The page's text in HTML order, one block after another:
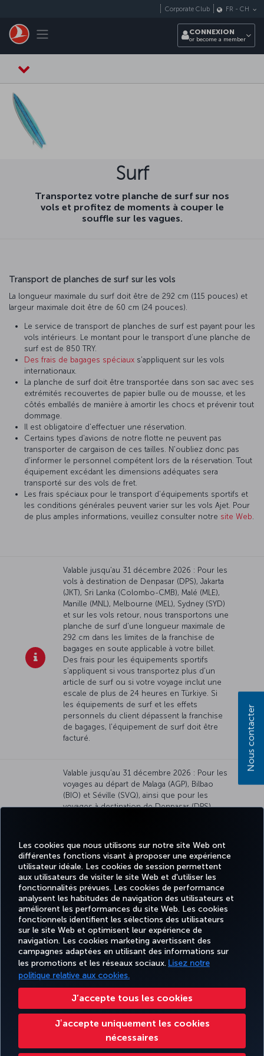
Les cookies que nous utilisons sur notre site Web ont
différentes fonctions visant à proposer une expérience
utilisateur idéale. Les cookies de session permettent
aux utilisateurs de visiter le site Web et d'utiliser les
fonctionnalités prévues. Les cookies de performance
analysent les habitudes de navigation des utilisateurs et
améliorent les performances du site Web. Les cookies
fonctionnels identifient les sélections des utilisateurs
sur le site Web et optimisent leur expérience de
navigation. Les cookies marketing avertissent des
campagnes adaptées en utilisant des informations sur
les promotions et les réseaux sociaux. Lisez notre
politique relative aux cookies.
J’accepte tous les cookies
Jʼaccepte uniquement les cookies
nécessaires
Toggle navigation
Corporate Club FR - CH
CONNEXION
or become a member
Surf
Transportez votre planche de surf sur nos
vols et profitez de moments à couper le
souffle sur les vagues.
Transport de planches de surf sur les vols
La longueur maximale du surf doit être de 292 cm (115 pouces) et
largeur maximale doit être de 60 cm (24 pouces).
Le service de transport de planches de surf est payant pour les
vols intérieurs. Le montant pour le transport d’une planche de
surf est de 850 TRY.
Des frais de bagages spéciaux s'appliquent sur les vols
internationaux.
La planche de surf doit être transportée dans son sac avec ses
extrémités recouvertes de papier bulle ou de mousse, et les
côtés emballés de manière à amortir les chocs et prévenir tout
dommage.
Il est obligatoire d'effectuer une réservation.
Certains types d'avions de notre flotte ne peuvent pas
transporter de cargaison de ces tailles. N'oubliez donc pas
d'informer le personnel compétent lors de la réservation. Tout
équipement excédant les dimensions adéquates sera
transporté sur des vols de fret.
Les frais spéciaux pour le transport d’équipements sportifs et
les conditions générales peuvent varier sur les vols Ajet. Pour
de plus amples informations, veuillez consulter notre site Web
Valable jusqu’au 31 décembre 2026 : Pour les
vols à destination de Denpasar (DPS), Jakarta
(JKT), Sri Lanka (Colombo-CMB), Malé (MLE),
Manille (MNL), Melbourne (MEL), Sydney (SYD)
et sur les vols retour, nous transportons une
planche de surf d'une longueur maximale de
292 cm dans les limites de la franchise de
bagages en soute applicable à votre billet.
Des frais pour les équipements sportifs
s’appliquent si vous transportez plus d’un
article de surf ou si votre voyage inclut une
escale de plus de 24 heures en Türkiye. Si
les équipements de surf et les effets
personnels du client dépassent la franchise
de bagages, l'équipement de surf doit être
facturé.
Valable jusqu’au 31 décembre 2026 : Pour les
voyages au départ de Malaga (AGP), Bilbao
(BIO) et Séville (SVQ), ainsi que pour les
voyages à destination de Denpasar (DPS),
dans les limites de la franchise de bagages en
soute applicable à votre billet. Des
frais pour
équipements sportifs s’appliquent si vous
transportez plus d’un article de kitesurf ou si
votre voyage inclut une escale de plus de
24 heures en Türkiye.
Facebook
TwitterInstagram
YouTubeLinkedIn
TiktokBlog
RÉSERVER
ET GÉRER
EXPÉRIENCE
OFFRES ET
DESTINATIONS
TURKISH
HOLIDAYS
SMILES
Impressum Confidentialité et cookies Mentions légales Droits des passagers
Modifier les paramètres des cookies. Droits des personnes concernées dans l’UE.
Nous contacter